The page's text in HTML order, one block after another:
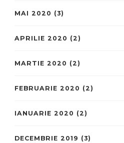
MAI 2020 (3)
APRILIE 2020 (2)
MARTIE 2020 (2)
FEBRUARIE 2020 (2)
IANUARIE 2020 (2)
DECEMBRIE 2019 (3)